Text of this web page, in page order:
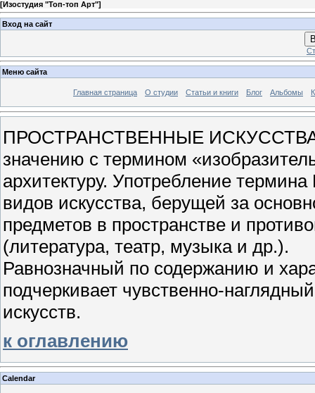
[Изостудия "Топ-топ Арт"]
Вход на сайт
Меню сайта
Главная страница О студии Статьи и книги Блог Альбомы
ПРОСТРАНСТВЕННЫЕ ИСКУССТВА
значению с термином
архитектуру. Употребление
видов искусства, берущей за
предметов в пространстве и
(литература, театр, музыка и др.).
Равнозначный по содержанию и
подчеркивает чувственно-
искусств.
к оглавлению
Calendar